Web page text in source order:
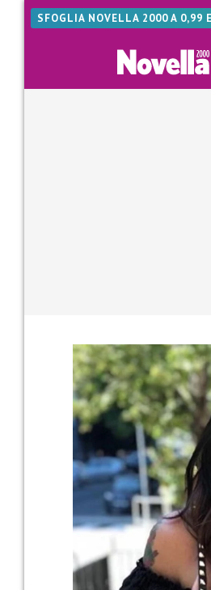
SFOGLIA NOVELLA 2000 A 0,99